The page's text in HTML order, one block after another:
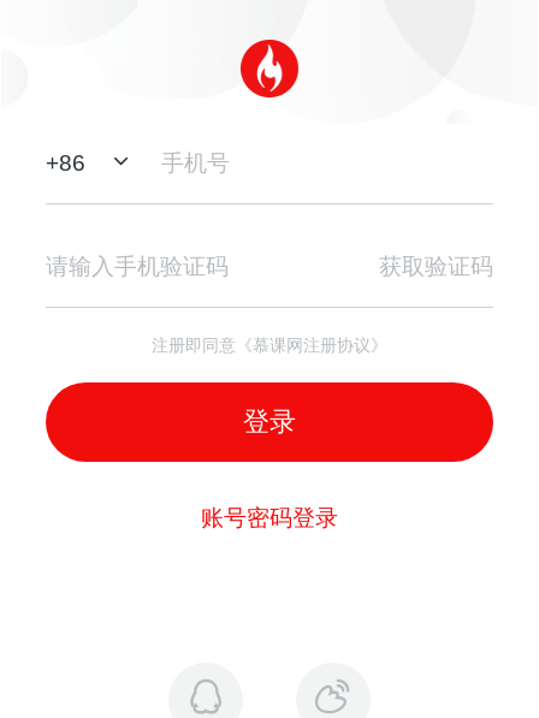
+86
获取验证码
注册即同意《慕课网注册协议》
登录
账号密码登录